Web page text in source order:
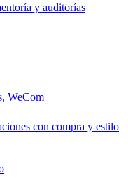
y auditorías
WeCom
con compra y estilo